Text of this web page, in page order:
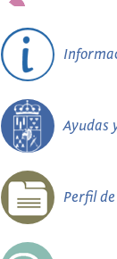
Ayudas
Perfil